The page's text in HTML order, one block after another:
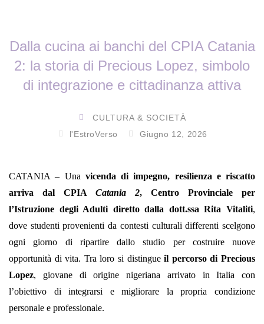
Dalla cucina ai banchi del CPIA Catania
2: la storia di Precious Lopez, simbolo
di integrazione e cittadinanza attiva
CULTURA & SOCIETÀ
l'EstroVerso
Giugno 12, 2026
CATANIA – Una vicenda di impegno, resilienza e riscatto
arriva dal CPIA Catania 2, Centro Provinciale per
l’Istruzione degli Adulti diretto dalla dott.ssa Rita Vitaliti,
dove studenti provenienti da contesti culturali differenti scelgono
ogni giorno di ripartire dallo studio per costruire nuove
opportunità di vita. Tra loro si distingueil percorso di Precious
Lopez, giovane di origine nigeriana arrivato in Italia con
l’obiettivo di integrarsi e migliorare la propria condizione
personale e professionale.